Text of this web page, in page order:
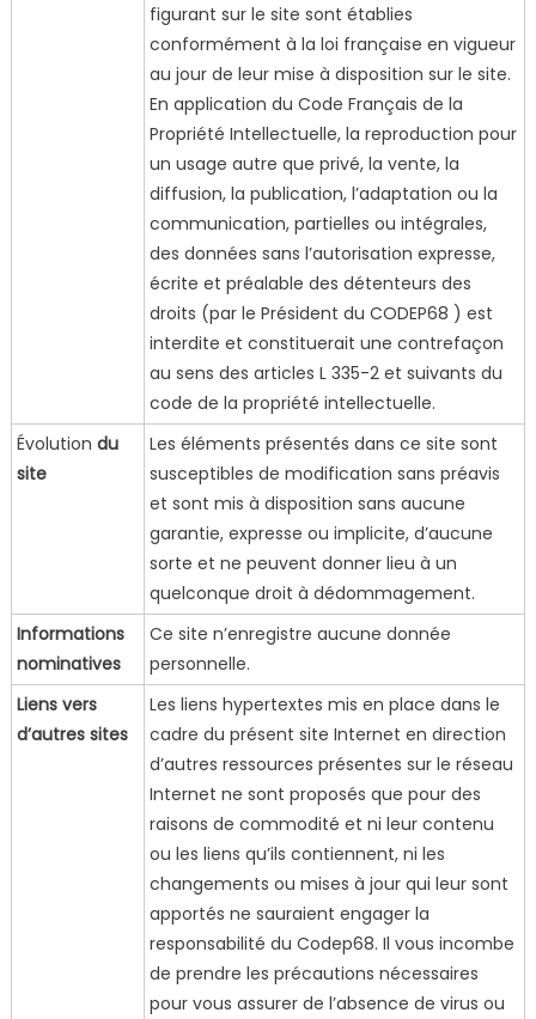
figurant sur le site sont établies
conformément à la loi française en vigueur
au jour de leur mise à disposition sur le site.
En application du Code Français de la
Propriété Intellectuelle, la reproduction pour
un usage autre que privé, la vente, la
diffusion, la publication, l’adaptation ou la
communication, partielles ou intégrales,
des données sans l’autorisation expresse,
écrite et préalable des détenteurs des
droits (par le Président du CODEP68 ) est
interdite et constituerait une contrefaçon
au sens des articles L 335-2 et suivants du
code de la propriété intellectuelle.
Évolution du
site
Les éléments présentés dans ce site sont
susceptibles de modification sans préavis
et sont mis à disposition sans aucune
garantie, expresse ou implicite, d’aucune
sorte et ne peuvent donner lieu à un
quelconque droit à dédommagement.
Informations
nominatives
Ce site n’enregistre aucune donnée
personnelle.
Liens vers
d’autres sites
Les liens hypertextes mis en place dans le
cadre du présent site Internet en direction
d’autres ressources présentes sur le réseau
Internet ne sont proposés que pour des
raisons de commodité et ni leur contenu
ou les liens qu’ils contiennent, ni les
changements ou mises à jour qui leur sont
apportés ne sauraient engager la
responsabilité du Codep68. Il vous incombe
de prendre les précautions nécessaires
pour vous assurer de l’absence de virus ou